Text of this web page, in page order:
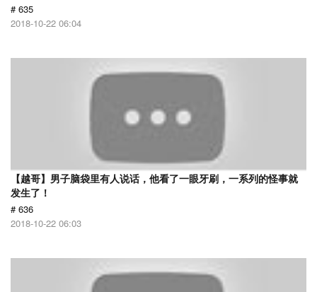
# 635
2018-10-22 06:04
【越哥】男子脑袋里有人说话，他看了一眼牙刷，一系列的怪事就
发生了！
# 636
2018-10-22 06:03